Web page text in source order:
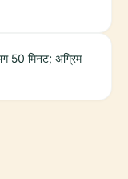
50 मिनट; अग्रिम